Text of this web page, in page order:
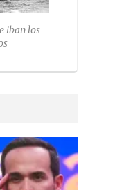
iban los